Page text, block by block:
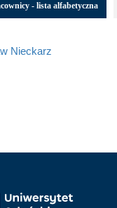
- lista alfabetyczna
Nieckarz